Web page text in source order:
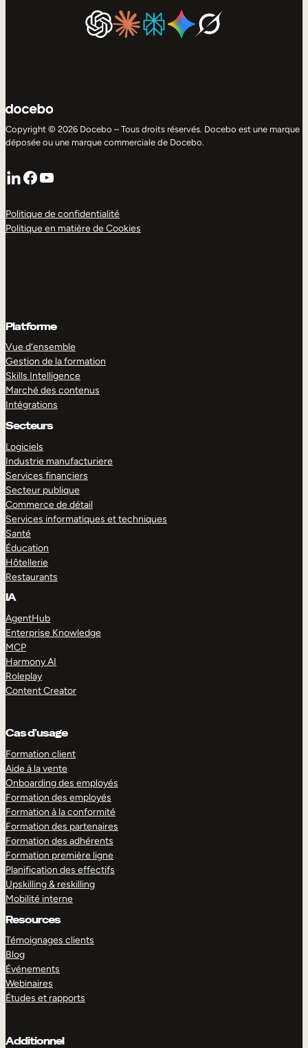
Copyright © 2026 Docebo – Tous droits réservés. Docebo est une marque
déposée ou une marque commerciale de Docebo.
LinkedIn
Facebook
YouTube
Politique de confidentialité
Politique en matière de Cookies
Platforme
Vue d’ensemble
Gestion de la formation
Skills Intelligence
Marché des contenus
Intégrations
Secteurs
Logiciels
Industrie manufacturiere
Services financiers
Secteur publique
Commerce de détail
Services informatiques et techniques
Santé
Éducation
Hôtellerie
Restaurants
IA
AgentHub
Enterprise Knowledge
MCP
Harmony AI
Roleplay
Content Creator
Cas d’usage
Formation client
Aide à la vente
Onboarding des employés
Formation des employés
Formation à la conformité
Formation des partenaires
Formation des adhérents
Formation première ligne
Planification des effectifs
Upskilling & reskilling
Mobilité interne
Resources
Témoignages clients
Blog
Événements
Webinaires
Études et rapports
Additionnel